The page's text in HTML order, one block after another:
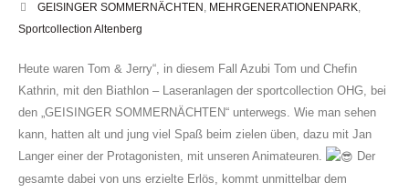
GEISINGER SOMMERNÄCHTEN MEHRGENERATIONENPARK
Sportcollection Altenberg
Heute waren Tom & Jerry“, in diesem Fall Azubi Tom und Chefin
Kathrin, mit den Biathlon – Laseranlagen der sportcollection OHG, bei
den „GEISINGER SOMMERNÄCHTEN“ unterwegs. Wie man sehen
kann, hatten alt und jung viel Spaß beim zielen üben, dazu mit Jan
Langer einer der Protagonisten, mit unseren Animateuren.
Der
gesamte dabei von uns erzielte Erlös, kommt unmittelbar dem